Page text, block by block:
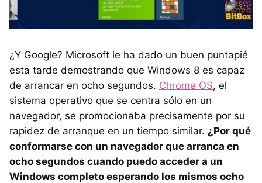
¿Y Google? Microsoft le ha dado un buen puntapié
esta tarde demostrando que Windows 8 es capaz
de arrancar en ocho segundos. Chrome OS, el
sistema operativo que se centra sólo en un
navegador, se promocionaba precisamente por su
rapidez de arranque en un tiempo similar. ¿Por qué
conformarse con un navegador que arranca en
ocho segundos cuando puedo acceder a un
Windows completo esperando los mismos ocho